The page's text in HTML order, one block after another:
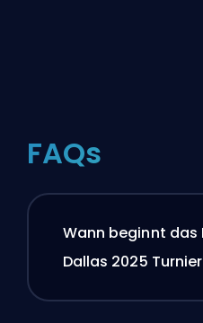
FAQs
Wann beginnt das
Dallas 2025